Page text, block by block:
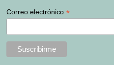
Correo electrónico*